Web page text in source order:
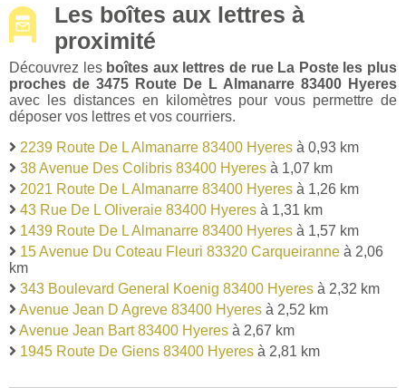
Les boîtes aux lettres à
proximité
Découvrez les boîtes aux lettres de rue La Poste les plus
proches de 3475 Route De L Almanarre 83400 Hyeres
avec les distances en kilomètres pour vous permettre de
déposer vos lettres et vos courriers.
2239 Route De L Almanarre 83400 Hyeres à 0,93 km
38 Avenue Des Colibris 83400 Hyeres à 1,07 km
2021 Route De L Almanarre 83400 Hyeres à 1,26 km
43 Rue De L Oliveraie 83400 Hyeres à 1,31 km
1439 Route De L Almanarre 83400 Hyeres à 1,57 km
15 Avenue Du Coteau Fleuri 83320 Carqueiranne à 2,06
km
343 Boulevard General Koenig 83400 Hyeres à 2,32 km
Avenue Jean D Agreve 83400 Hyeres à 2,52 km
Avenue Jean Bart 83400 Hyeres à 2,67 km
1945 Route De Giens 83400 Hyeres à 2,81 km